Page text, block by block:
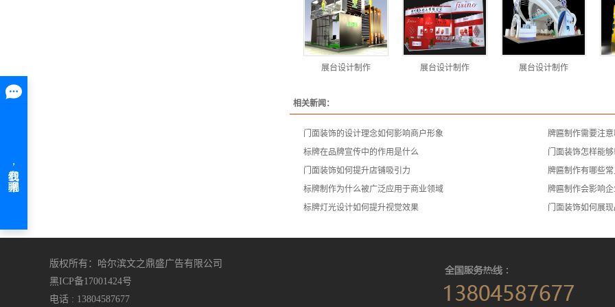
展台设计制作 展台设计制作 展台设计制作
相关新闻：
门面装饰的设计理念如何影响商户形象
牌匾制作需要注
标牌在品牌宣传中的作用是什么
门面装饰怎样能
门面装饰如何提升店铺吸引力
牌匾制作有哪些
标牌制作为什么被广泛应用于商业领域
牌匾制作会影响
标牌灯光设计如何提升视觉效果
门面装饰如何展
版权所有：哈尔滨文之鼎盛广告有限公司
黑ICP备17001424号
电话 : 13804587677